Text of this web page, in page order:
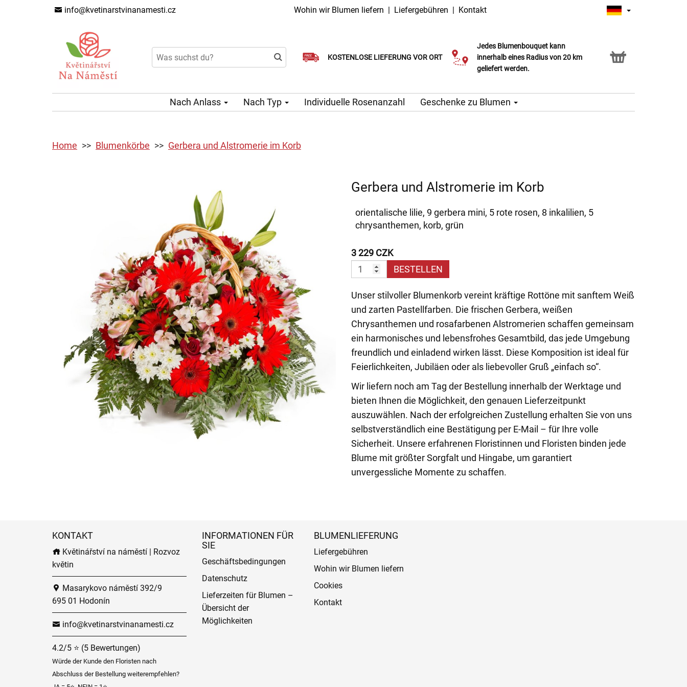
info@kvetinarstvinanamesti.cz Wohin wir Blumen liefern | Liefergebühren | Kontakt
KOSTENLOSE LIEFERUNG VOR ORT
Lieferung am selben Tag möglich
Wählen Sie Ihr Lieferdatum
Jedes Blumenbouquet kann
innerhalb eines Radius von 20 km
geliefert werden.
Click & Collect Service
Nach Anlass Nach Typ Individuelle Rosenanzahl Geschenke zu Blumen
Home Blumenkörbe Gerbera und Alstromerie im Korb
Gerbera und Alstromerie im Korb
orientalische lilie, 9 gerbera mini, 5 rote rosen, 8 inkalilien, 5
chrysanthemen, korb, grün
3 229 CZK
BESTELLEN
Unser stilvoller Blumenkorb vereint kräftige Rottöne mit sanftem Weiß
und zarten Pastellfarben. Die frischen Gerbera, weißen
Chrysanthemen und rosafarbenen Alstromerien schaffen gemeinsam
ein harmonisches und lebensfrohes Gesamtbild, das jede Umgebung
freundlich und einladend wirken lässt. Diese Komposition ist ideal für
Feierlichkeiten, Jubiläen oder als liebevoller Gruß „einfach so“.
Wir liefern noch am Tag der Bestellung innerhalb der Werktage und
bieten Ihnen die Möglichkeit, den genauen Lieferzeitpunkt
auszuwählen. Nach der erfolgreichen Zustellung erhalten Sie von uns
selbstverständlich eine Bestätigung per E-Mail – für Ihre volle
Sicherheit. Unsere erfahrenen Floristinnen und Floristen binden jede
Blume mit größter Sorgfalt und Hingabe, um garantiert
unvergessliche Momente zu schaffen.
KONTAKT
Květinářství na náměstí | Rozvoz
květin
Masarykovo náměstí 392/9
695 01 Hodonín
info@kvetinarstvinanamesti.cz
4.2/5 ⭐ (5 Bewertungen)
Würde der Kunde den Floristen nach
Abschluss der Bestellung weiterempfehlen?
INFORMATIONEN FÜR
SIE
Geschäftsbedingungen
Datenschutz
Lieferzeiten für Blumen –
Übersicht der
Möglichkeiten
BLUMENLIEFERUNG
Liefergebühren
Wohin wir Blumen liefern
Cookies
Kontakt